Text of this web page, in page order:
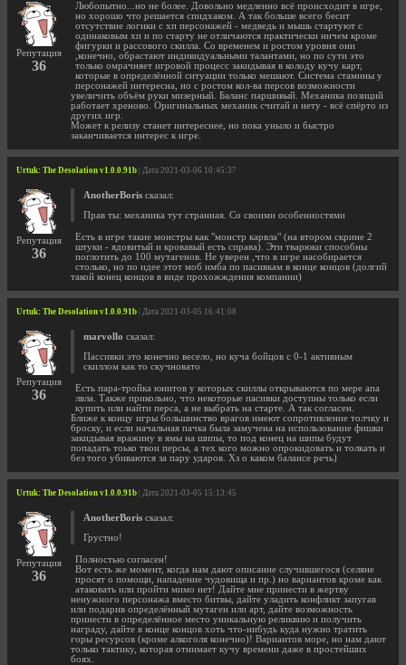
Репутация
36
Любопытно...но не более. Довольно медленно всё происходит в игре,
но хорошо что решается спидхаком. А так больше всего бесит
отсутствие логики с хп персонажей - медведь и мышь стартуют с
одинаковым хп и по старту не отличаются практически ничем кроме
фигурки и рассового скилла. Со временем и ростом уровня они
,конечно, обрастают индивидуальными талантами, но по сути это
только омрачняет игровой процесс закидывая в колоду кучу карт,
которые в определённой ситуации только мешают. Система стамины у
персонажей интересна, но с ростом кол-ва персов возможности
увеличить объём руки мизерный. Баланс паршивый. Механика позиций
работает хреново. Оригинальных механик считай и нету - всё спёрто из
других игр.
Может к релизу станет интереснее, но пока уныло и быстро
заканчивается интерес к игре.
Urtuk: The Desolation v1.0.0.91b | Дата 2021-03-06 10:45:37
Репутация
36
AnotherBoris сказал:
Прав ты: механика тут странная. Со своими особенностями
Есть в игре такие монстры как "монстр карвла" (на втором скрине 2
штуки - ядовитый и кровавый есть справа). Эти тварюки способны
поглотить до 100 мутагенов. Не уверен ,что в игре насобирается
столько, но по идее этот моб имба по пасивкам в конце концов (долгий
такой конец концов в виде прохожждения компании)
Urtuk: The Desolation v1.0.0.91b | Дата 2021-03-05 16:41:08
Репутация
36
marvollo сказал:
Пассивки это конечно весело, но куча бойцов с 0-1 активным
скиллом как то скучновато
Есть пара-тройка юнитов у которых скиллы открываются по мере апа
лвла. Также прикольно, что некоторые пасивки доступны только если
купить или найти перса, а не выбрать на старте. А так согласен.
Ближе к концу игры большинство врагов имеют сопротивление толчку и
броску, и если начальная пачка была замучена на использование фишки
закидывая вражину в ямы на шипы, то под конец на шипы будут
попадать тоько твои персы, а тех кого можно опрокидовать и толкать и
без того убиваются за пару ударов. Хз о каком балансе речь)
Urtuk: The Desolation v1.0.0.91b | Дата 2021-03-05 15:13:45
Репутация
36
AnotherBoris сказал:
Грустно!
Полностью согласен!
Вот есть же момент, когда нам дают описание случившегося (селяне
просят о помощи, нападение чудовища и пр.) но вариантов кроме как
атаковать или пройти мимо нет! Дайте мне принести в жертву
ненужного персонажа вместо битвы, дайте уладить конфликт запугав
или подарив определённый мутаген или арт, дайте возможность
принести в определённое место уникальную реликвию и получить
награду, дайте в конце концов хоть что-нибудь куда нужно тратить
горы ресурсов (кроме алкоголя конечно)! Вариантов море, но нам дают
только тактику, которая отнимает кучу времени даже в простейших
боях.